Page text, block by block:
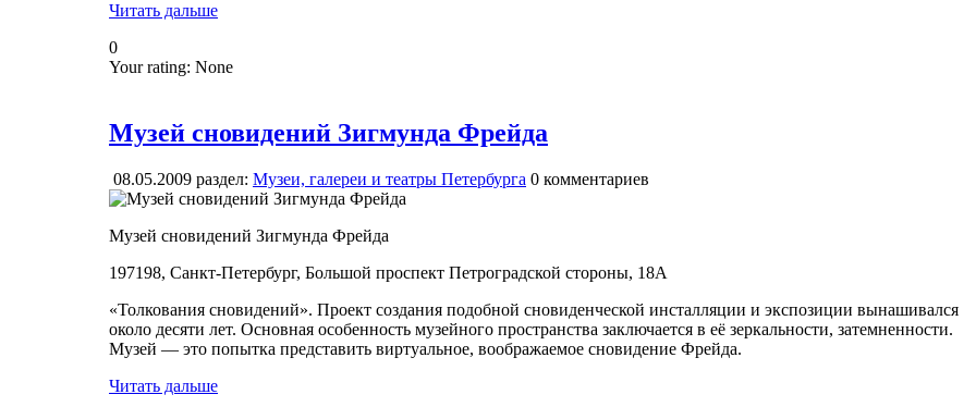
Читать дальше
0
Your rating: None
Музей сновидений Зигмунда Фрейда
08.05.2009 раздел: Музеи, галереи и театры Петербурга 0 комментариев
Музей сновидений Зигмунда Фрейда
197198, Санкт-Петербург, Большой проспект Петроградской стороны, 18А
«Толкования сновидений». Проект создания подобной сновиденческой инсталляции и экспозиции вынашивался
около десяти лет. Основная особенность музейного пространства заключается в её зеркальности, затемненности.
Музей — это попытка представить виртуальное, воображаемое сновидение Фрейда.
Читать дальше